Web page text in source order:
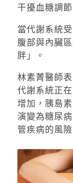
干擾血糖調
當代謝系統
腹部與內臟
胖」。
林素菁醫師
代謝系統正
增加，胰島
演變為糖尿
管疾病的風險